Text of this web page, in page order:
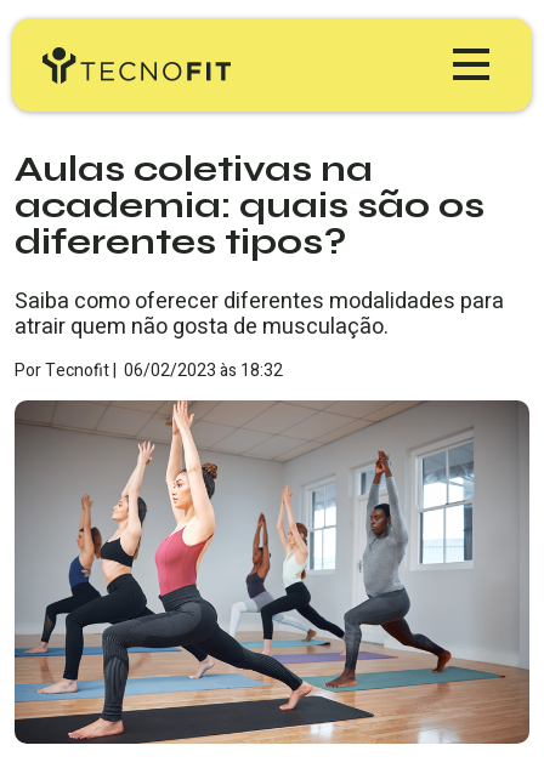
Tecnofit Gym
Tecnofit Studio
Tecnofit Pro
Preços
Educação
Blog Tecnofit
Materiais Gratuitos
Workshop & Webinars
Minha Conta
TESTE GRÁTIS
Aulas coletivas na
academia: quais são os
diferentes tipos?
Saiba como oferecer diferentes modalidades para
atrair quem não gosta de musculação.
PorTecnofit| 06/02/2023às 18:32